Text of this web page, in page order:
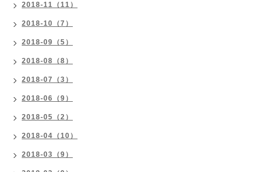
2018-11（11）
2018-10（7）
2018-09（5）
2018-08（8）
2018-07（3）
2018-06（9）
2018-05（2）
2018-04（10）
2018-03（9）